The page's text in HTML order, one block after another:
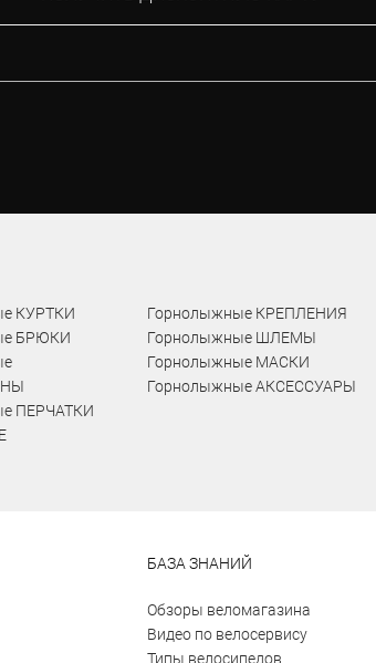
КУРТКИ
БРЮКИ
ПЕРЧАТКИ
Горнолыжные КРЕПЛЕНИЯ
Горнолыжные ШЛЕМЫ
Горнолыжные МАСКИ
Горнолыжные АКСЕССУАРЫ
БАЗА ЗНАНИЙ
Обзоры веломагазина
Видео по велосервису
Типы велосипедов